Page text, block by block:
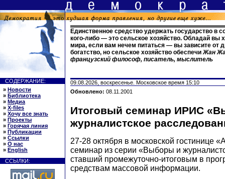
Единственное средство удержать государство в
кого-либо — это сельское хозяйство. Обладай вы
мира, если вам нечем питаться — вы зависите от
богатство, но сельское хозяйство обеспечиЖан
французский философ, писатель, мыслитель
СОДЕРЖАНИЕ:
» Новости
» Библиотека
» Медиа
» X-files
» Хочу все знать
» Проекты
» Горячая линия
» Публикации
» Ссылки
» О нас
» English
ССЫЛКИ:
09.08.2026, воскресенье. Московское время 15:10
Обновлено: 08.11.2001
Итоговый семинар ИРИС
журналистское
27-28 октября в московской гостинице
семинар из серии «Выборы и
ставший промежуточно-итоговым в
средствам массовой информации.